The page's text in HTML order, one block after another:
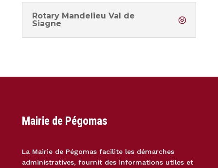
Rotary Mandelieu Val de
Siagne
Mairie de Pégomas
La Mairie de Pégomas facilite les démarches
administratives, fournit des informations utiles et